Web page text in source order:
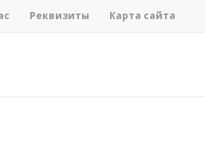
Реквизиты Карта сайта